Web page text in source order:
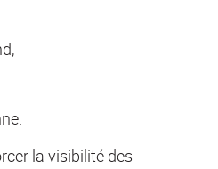
la visibilité des